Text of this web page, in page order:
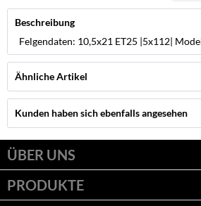
Beschreibung
Felgendaten: 10,5x21 ET25 |5x112|
Ähnliche Artikel
Kunden haben sich ebenfalls angesehen
ÜBER UNS
PRODUKTE